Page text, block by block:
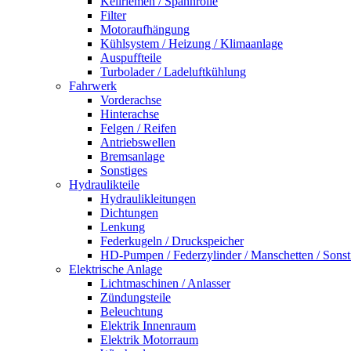
Filter
Motoraufhängung
Kühlsystem / Heizung / Klimaanlage
Auspuffteile
Turbolader / Ladeluftkühlung
Fahrwerk
Vorderachse
Hinterachse
Felgen / Reifen
Antriebswellen
Bremsanlage
Sonstiges
Hydraulikteile
Hydraulikleitungen
Dichtungen
Lenkung
Federkugeln / Druckspeicher
HD-Pumpen / Federzylinder / Manschetten /
Elektrische Anlage
Lichtmaschinen / Anlasser
Zündungsteile
Beleuchtung
Elektrik Innenraum
Elektrik Motorraum